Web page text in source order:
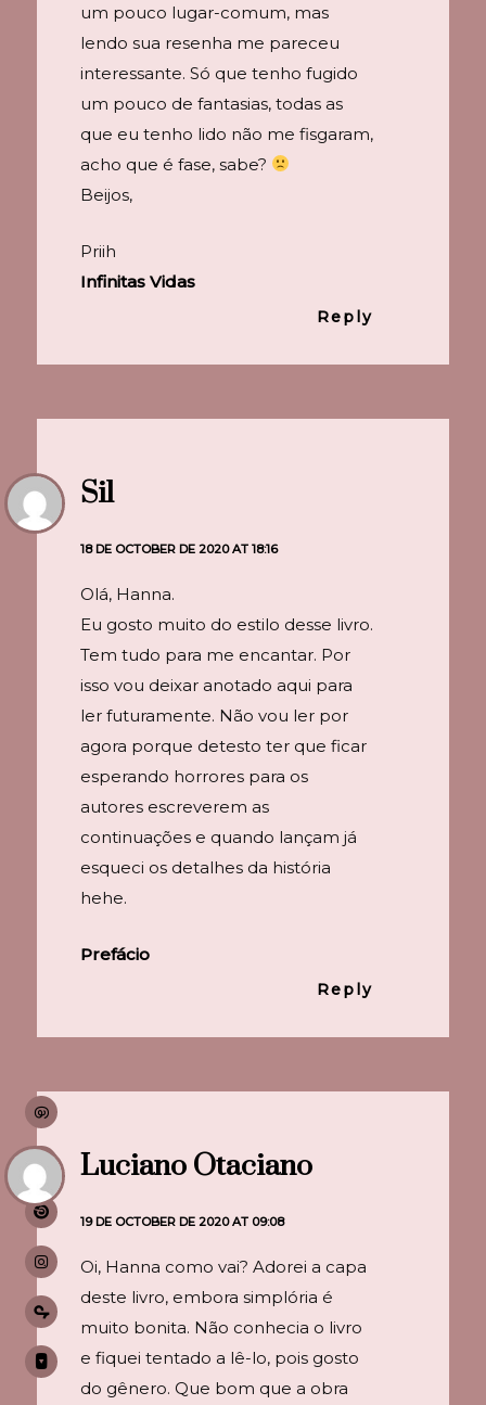
um pouco lugar-comum, mas
lendo sua resenha me pareceu
interessante. Só que tenho fugido
um pouco de fantasias, todas as
que eu tenho lido não me fisgaram,
acho que é fase, sabe?
Beijos,
Priih
Infinitas Vidas
Reply
Sil
18 DE OCTOBER DE 2020 AT 18:16
Olá, Hanna.
Eu gosto muito do estilo desse livro.
Tem tudo para me encantar. Por
isso vou deixar anotado aqui para
ler futuramente. Não vou ler por
agora porque detesto ter que ficar
esperando horrores para os
autores escreverem as
continuações e quando lançam já
esqueci os detalhes da história
hehe.
Prefácio
Reply
Luciano Otaciano
19 DE OCTOBER DE 2020 AT 09:08
Oi, Hanna como vai? Adorei a capa
deste livro, embora simplória é
muito bonita. Não conhecia o livro
e fiquei tentado a lê-lo, pois gosto
do gênero. Que bom que a obra